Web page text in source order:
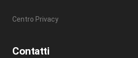
Centro Privacy
Contatti